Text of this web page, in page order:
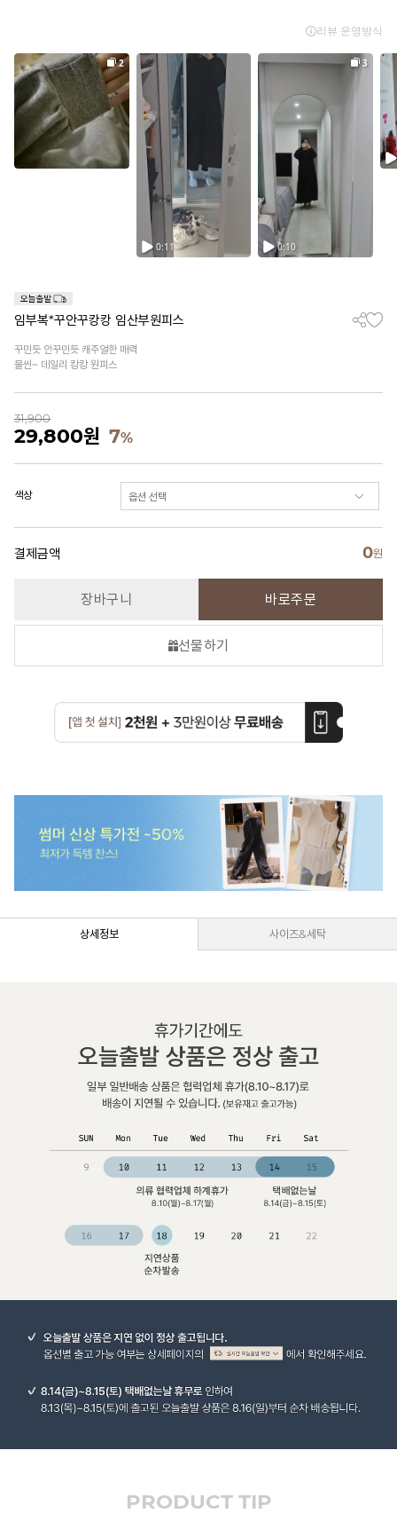
임부복*꾸안꾸캉캉 임산부원피스
꾸민듯 안꾸민듯 캐주얼한 매력
물씬~ 데일리 캉캉 원피스
31,900
29,800원 7%
색상
결제금액 0원
장바구니 바로주문
선물하기
상세정보 사이즈&세탁
PRODUCT TIP